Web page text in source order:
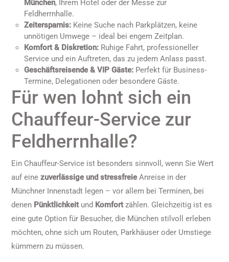
München, Ihrem Hotel oder der Messe zur
Feldherrnhalle.
Zeitersparnis: Keine Suche nach Parkplätzen, keine
unnötigen Umwege – ideal bei engem Zeitplan.
Komfort & Diskretion: Ruhige Fahrt, professioneller
Service und ein Auftreten, das zu jedem Anlass passt.
Geschäftsreisende & VIP Gäste: Perfekt für Business-
Termine, Delegationen oder besondere Gäste.
Für wen lohnt sich ein
Chauffeur-Service zur
Feldherrnhalle?
Ein Chauffeur-Service ist besonders sinnvoll, wenn Sie Wert
auf eine zuverlässige und stressfreieAnreise in der
Münchner Innenstadt legen – vor allem bei Terminen, bei
denen Pünktlichkeitund Komfortzählen. Gleichzeitig ist es
eine gute Option für Besucher, die München stilvoll erleben
möchten, ohne sich um Routen, Parkhäuser oder Umstiege
kümmern zu müssen.